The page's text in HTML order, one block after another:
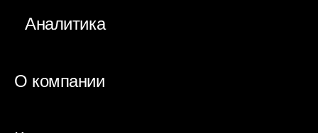
Аналитика
О компании